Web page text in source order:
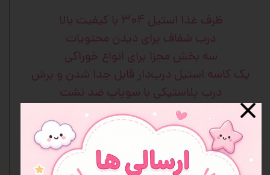
ظرف غذا استیل ۳۰۴ با کیفیت بالا
درب شفاف برای دیدن محتویات
سه بخش مجزا برای انواع خوراکی
یک کاسه استیل درب‌دار قابل جدا شدن و برش
درب پلاستیکی با سوپاپ ضد نشت
قاشق پلاستیکی کوچک همراه
طرح کیتی با رنگ صورتی ملیح
مناسب مدرسه، محل کار و پیک‌نیک
سبک، مقاوم و کاربردی